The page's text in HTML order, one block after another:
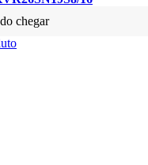
chegar